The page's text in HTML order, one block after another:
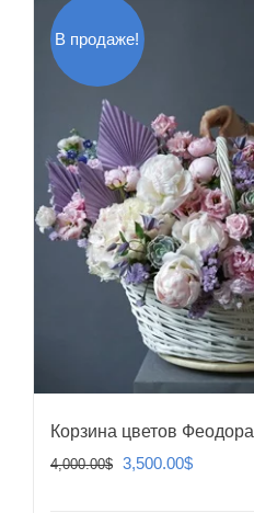
В продаже!
Корзина цветов Феодора
4,000.00$
Первоначальная
3,500.00$Текущая